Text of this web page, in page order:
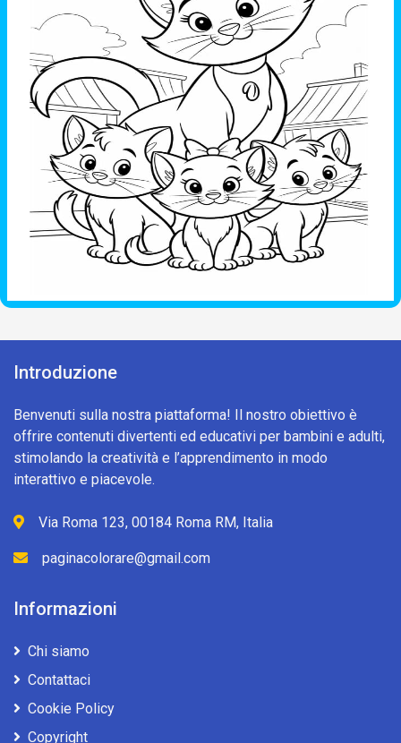
Introduzione
Benvenuti sulla nostra piattaforma! Il nostro obiettivo è
offrire contenuti divertenti ed educativi per bambini e adulti,
stimolando la creatività e l’apprendimento in modo
interattivo e piacevole.
Via Roma 123, 00184 Roma RM, Italia
paginacolorare@gmail.com
Informazioni
Chi siamo
Contattaci
Cookie Policy
Copyright